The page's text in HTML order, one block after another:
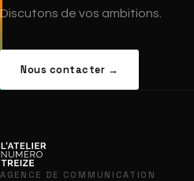
Discutons de vos ambitions.
Nous contacter →
AGENCE DE COMMUNICATION